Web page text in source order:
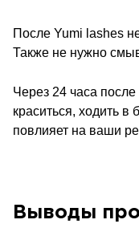
После Yumi lashes
Также не нужно
Через 24 часа
краситься, ходить в
повлияет на ваши
Выводы